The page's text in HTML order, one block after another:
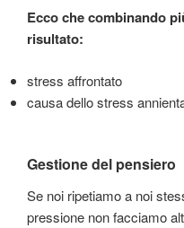
Ecco che combinando
risultato:
stress affrontato
causa dello stress
Gestione del pensiero
Se noi ripetiamo a noi
pressione non facciamo